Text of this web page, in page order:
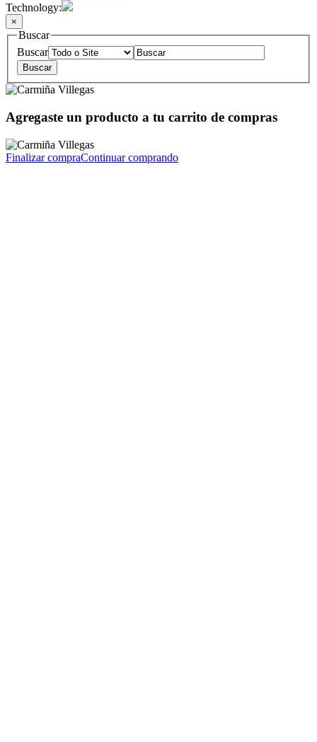
Technology:
×
Buscar
Buscar
Agregaste un producto a tu carrito de compras
Finalizar compraContinuar comprando